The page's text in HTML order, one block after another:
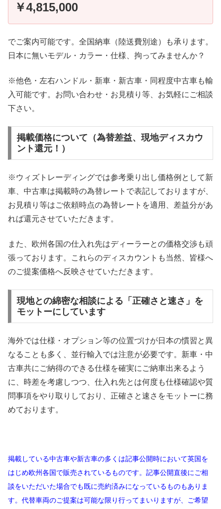
￥4,815,000
でご案内可能です。全国納車（陸送費別途）も承ります。
日本に無いモデル・カラー・仕様、拘ってみませんか？
※他色・左右ハンドル・新車・新古車・同程度中古車も輸
入可能です。お問い合わせ・お見積り等、お気軽にご相談
下さい。
掲載価格について（為替差益、現地ディスカウ
ント還元！）
※ウィズトレーディングでは参考乗り出し価格例として新
車、中古車は掲載時の為替レートで表記しておりますが、
お見積り等はご依頼時点の為替レートを適用、差益分があ
れば還元させていただきます。
また、欧州各国の仕入れ先はディーラーとの価格交渉も頑
張っております。これらのディスカウントも当然、皆様へ
のご提案価格へ反映させていただきます。
現地との綿密な相談による「正確さと速さ」を
モットーにしています
海外では仕様・オプション等の位置づけが日本の慣習と異
なることも多く、並行輸入では注意が必要です。新車・中
古車共にご納得のできる仕様を確実にご納車出来るよう
に、時差を考慮しつつ、仕入れ先とは何度も仕様確認や質
問事項をやり取りしており、正確さと速さをモットーに務
めております。
掲載している中古車や新古車の多くは記事公開時において英国を
はじめ欧州各国で販売されているものです。記事公開直後にご相
談をいただいた場合でも既に売約済みになっているものもありま
す。代替車両のご提案は可能な限り行ってまいりますが、ご希望